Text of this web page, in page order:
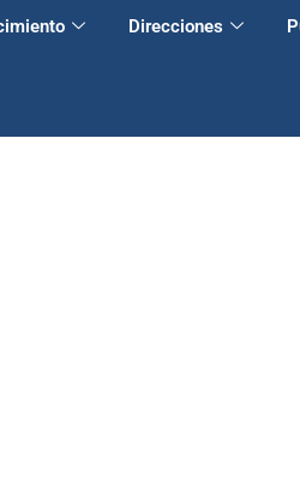
Direcciones